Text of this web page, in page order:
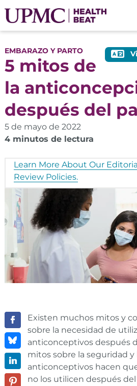
EMBARAZO Y PARTO
5 mitos de
la
después del
5 de mayo de 2022
4 minutos de lectura
Learn More About Our
Review Policies.
Existen muchos mitos y
sobre la necesidad de
anticonceptivos después
mitos sobre la seguridad y
anticonceptivos hacen
no los utilicen después